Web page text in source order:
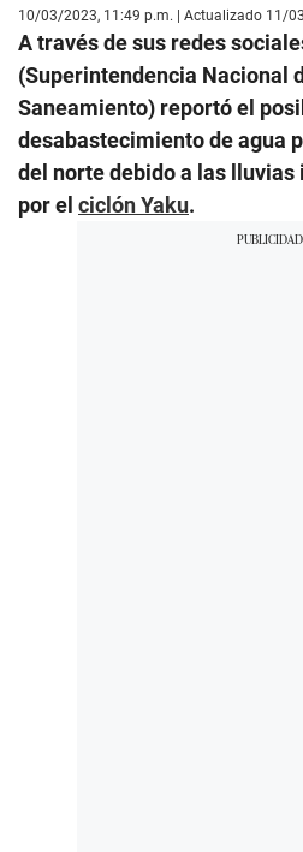
10/03/2023, 11:49 p.m. | Actualizado 11/
A través de sus redes
(Superintendencia Nacional
Saneamiento) reportó el
desabastecimiento de agua
del norte debido a las lluvias
por el ciclón Yaku.